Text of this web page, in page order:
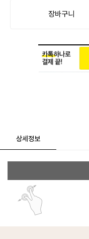
장바구니
상세정보